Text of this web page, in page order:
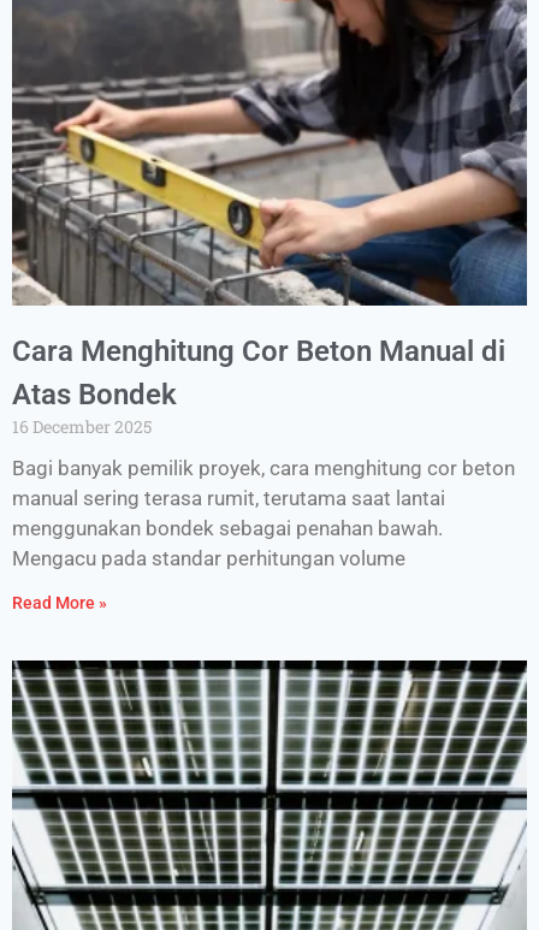
Cara Menghitung Cor Beton Manual di
Atas Bondek
16 December 2025
Bagi banyak pemilik proyek, cara menghitung cor beton
manual sering terasa rumit, terutama saat lantai
menggunakan bondek sebagai penahan bawah.
Mengacu pada standar perhitungan volume
Read More »